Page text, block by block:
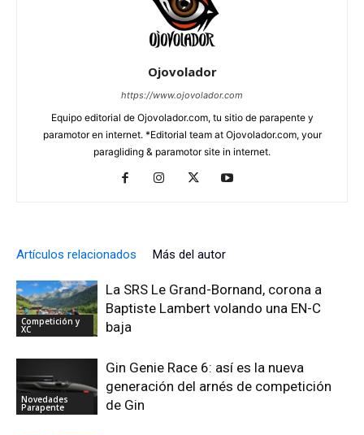
Ojovolador
https://www.ojovolador.com
Equipo editorial de Ojovolador.com, tu sitio de parapente y
paramotor en internet. *Editorial team at Ojovolador.com, your
paragliding & paramotor site in internet.
Artículos relacionados Más del autor
Competición y
XC
La SRS Le Grand-Bornand, corona a
Baptiste Lambert volando una EN-C
baja
Novedades
Parapente
Gin Genie Race 6: así es la nueva
generación del arnés de competición
de Gin